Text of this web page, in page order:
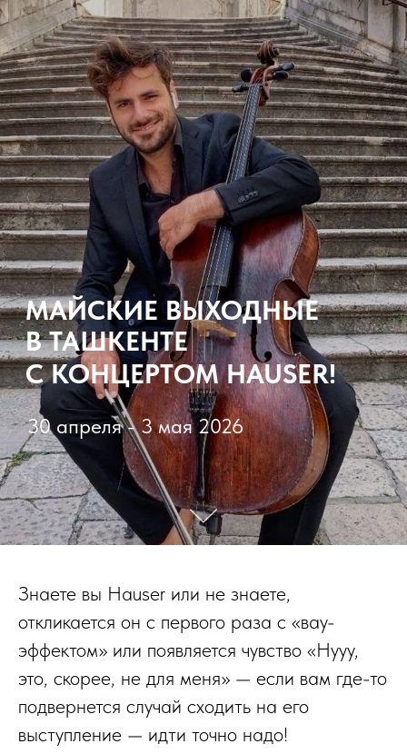
МАЙСКИЕ ВЫХОДНЫЕ
В ТАШКЕНТЕ
С КОНЦЕРТОМ HAUSER!
30 апреля - 3 мая 2026
Знаете вы Hauser или не знаете,
откликается он с первого раза с «вау-
эффектом» или появляется чувство «Нууу,
это, скорее, не для меня» — если вам где-то
подвернется случай сходить на его
выступление — идти точно надо!